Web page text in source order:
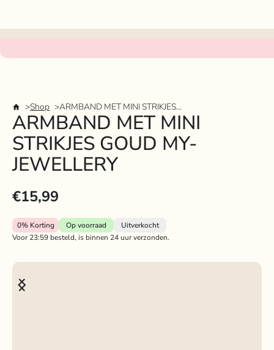
Shop ARMBAND MET MINI STRIKJES GOUD MY-JEWELLERY
ARMBAND MET MINI
STRIKJES GOUD MY-
JEWELLERY
€15,99
0%Korting Op voorraad
Uitverkocht
Voor 23:59 besteld, is binnen 24 uur verzonden.